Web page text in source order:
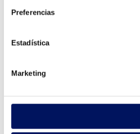
Preferencias
Estadística
Marketing